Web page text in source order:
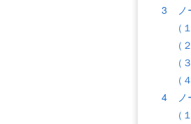
3 ノ
（
（
4 ノ